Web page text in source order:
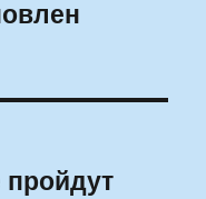
пройдут